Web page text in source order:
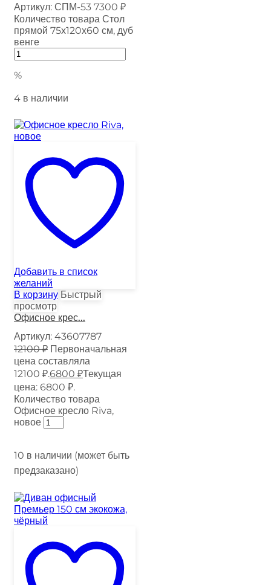
Артикул: СПМ-53 7300 ₽
Количество товара Стол
прямой 75х120х60 см, дуб
венге
%
4 в наличии
Добавить в список
желаний
В корзину Быстрый
просмотр
Офисное крес...
Артикул: 43607787
12100₽ Первоначальная
цена составляла
12100 ₽.6800 ₽Текущая
цена: 6800 ₽.
Количество товара
Офисное кресло Riva,
новое
10 в наличии (может быть
предзаказано)